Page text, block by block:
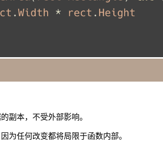
副本，不受外部影响。
为任何改变都将局限于函数内部。